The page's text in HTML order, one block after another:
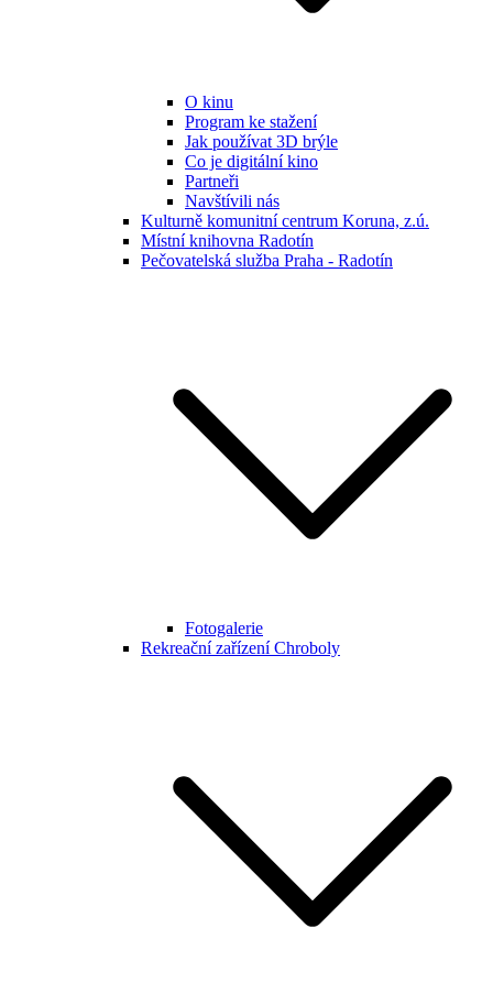
O kinu
Program ke stažení
Jak používat 3D brýle
Co je digitální kino
Partneři
Navštívili nás
Kulturně komunitní centrum Koruna, z.ú.
Místní knihovna Radotín
Pečovatelská služba Praha - Radotín
Fotogalerie
Rekreační zařízení Chroboly